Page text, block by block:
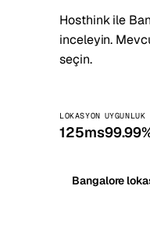
Hosthink ile
inceleyin.
seçin.
LOKASYON
125ms
UYGUNLUK
Bangalore